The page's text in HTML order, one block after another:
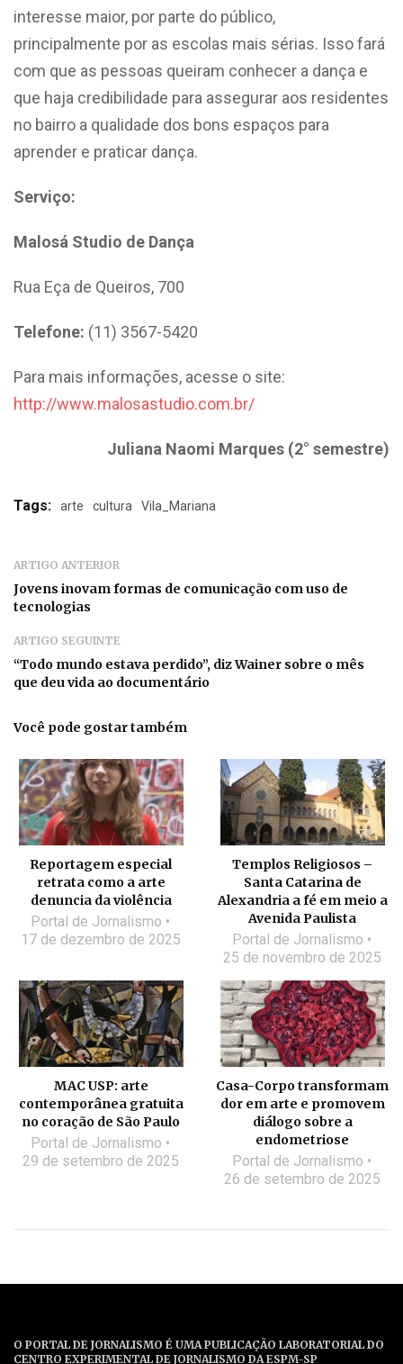
interesse maior, por parte do público,
principalmente por as escolas mais sérias. Isso fará
com que as pessoas queiram conhecer a dança e
que haja credibilidade para assegurar aos residentes
no bairro a qualidade dos bons espaços para
aprender e praticar dança.
Serviço:
Malosá Studio de Dança
Rua Eça de Queiros, 700
Telefone: (11) 3567-5420
Para mais informações, acesse o site:
http://www.malosastudio.com.br/
Juliana Naomi Marques (2° semestre)
Tags: arte cultura Vila_Mariana
ARTIGO ANTERIOR
Jovens inovam formas de comunicação com uso de
tecnologias
ARTIGO SEGUINTE
“Todo mundo estava perdido”, diz Wainer sobre o mês
que deu vida ao documentário
Você pode gostar também
Reportagem especial
retrata como a arte
denuncia da violência
Portal de Jornalismo
17 de dezembro de 2025
Templos Religiosos –
Santa Catarina de
Alexandria a fé em meio a
Avenida Paulista
Portal de Jornalismo
25 de novembro de 2025
MAC USP: arte
contemporânea gratuita
no coração de São Paulo
Portal de Jornalismo
29 de setembro de 2025
Casa-Corpo transformam
dor em arte e promovem
diálogo sobre a
endometriose
Portal de Jornalismo
26 de setembro de 2025
O PORTAL DE JORNALISMO É UMA PUBLICAÇÃO LABORATORIAL DO
CENTRO EXPERIMENTAL DE JORNALISMO DA ESPM-SP